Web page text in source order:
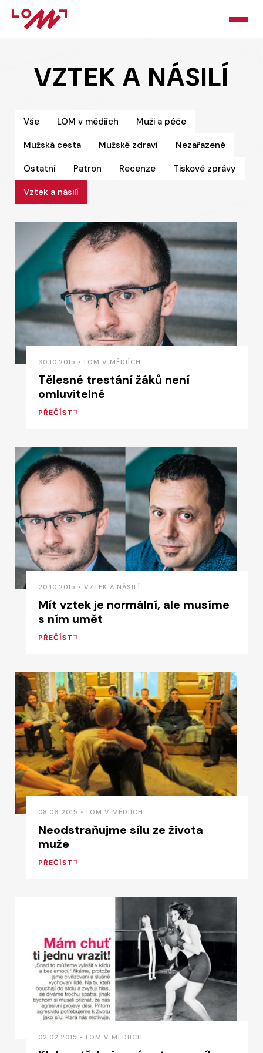
HOME
KURZY
PORADNA
PODPOŘTE NÁS
BLOG
KONTAKT
VZTEK A NÁSILÍ
Vše LOM v médiích
Muži a péče
Mužská cesta
Mužské zdraví
Nezařazené
Ostatní
Patron Recenze
Tiskové zprávy
Vztek a násilí
30.10.2015 • LOM V MÉDIÍCH
Tělesné trestání žáků není
omluvitelné
PŘEČÍST
20.10.2015 • VZTEK A NÁSILÍ
Mít vztek je normální, ale musíme
s ním umět
PŘEČÍST
08.06.2015 • LOM V MÉDIÍCH
Neodstraňujme sílu ze života
muže
PŘEČÍST
02.02.2015 • LOM V MÉDIÍCH